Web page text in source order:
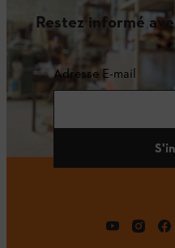
Restez informé
Adresse E-mail